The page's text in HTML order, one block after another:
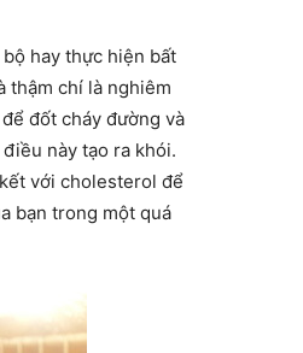
hay thực hiện bất
thậm chí là nghiêm
đốt cháy đường và
này tạo ra khói.
với cholesterol để
bạn trong một quá